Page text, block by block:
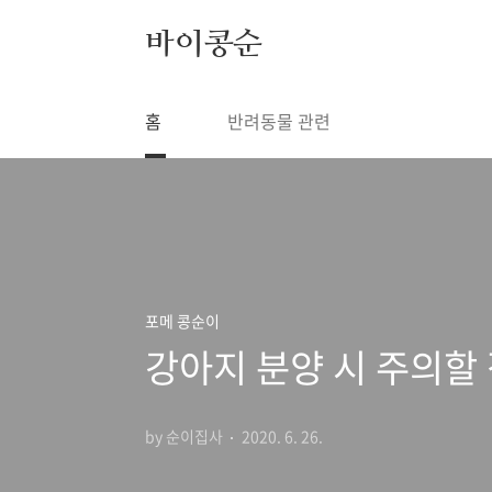
바이콩순
홈 반려동물 관련
포메 콩순이
강아지 분양 시 주의할
by 순이집사 2020. 6. 26.